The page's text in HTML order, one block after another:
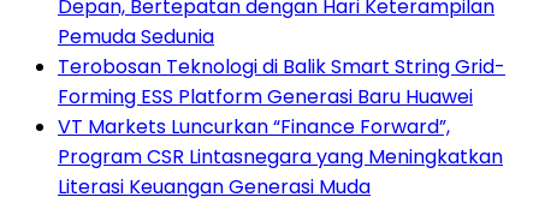
Depan, Bertepatan dengan Hari Keterampilan
Pemuda Sedunia
Terobosan Teknologi di Balik Smart String Grid-
Forming ESS Platform Generasi Baru Huawei
VT Markets Luncurkan “Finance Forward”,
Program CSR Lintasnegara yang Meningkatkan
Literasi Keuangan Generasi Muda